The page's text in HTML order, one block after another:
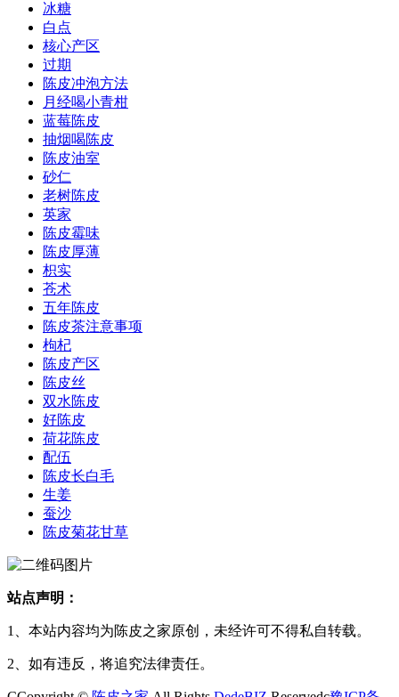
冰糖
白点
核心产区
过期
陈皮冲泡方法
月经喝小青柑
蓝莓陈皮
抽烟喝陈皮
陈皮油室
砂仁
老树陈皮
英家
陈皮霉味
陈皮厚薄
枳实
苍术
五年陈皮
陈皮茶注意事项
枸杞
陈皮产区
陈皮丝
双水陈皮
好陈皮
荷花陈皮
配伍
陈皮长白毛
生姜
蚕沙
陈皮菊花甘草
站点声明：
1、本站内容均为陈皮之家原创，未经许可不得私自转载。
2、如有违反，将追究法律责任。